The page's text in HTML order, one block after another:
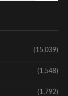
(15,039)
(1,548)
(1,792)